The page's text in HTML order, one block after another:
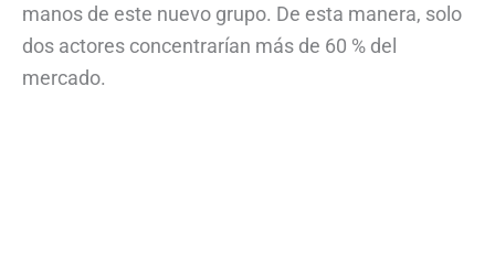
manos de este nuevo grupo. De esta manera, solo
dos actores concentrarían más de 60 % del
mercado.